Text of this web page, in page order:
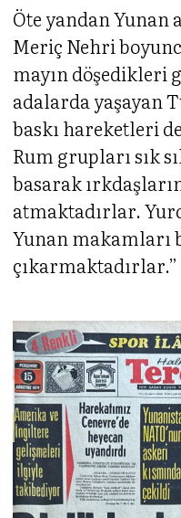
Öte yandan Yunan
Meriç Nehri
mayın döşedikleri
adalarda yaşayan
baskı hareketleri
Rum grupları sık
basarak
atmaktadırlar.
Yunan makamları
çıkarmaktadırlar.”